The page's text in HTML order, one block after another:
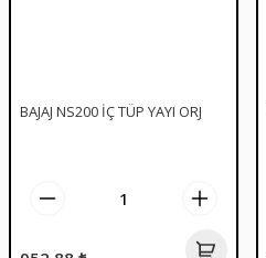
BAJAJ NS200 İÇ TÜP YAYI ORJ